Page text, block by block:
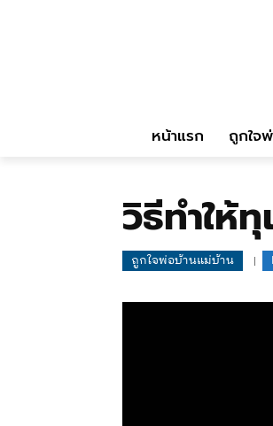
หน้าแรก ถูกใจ
วิธีทำให้
ถูกใจพ่อบ้านแม่บ้าน